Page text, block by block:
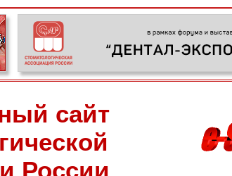
сайт
России